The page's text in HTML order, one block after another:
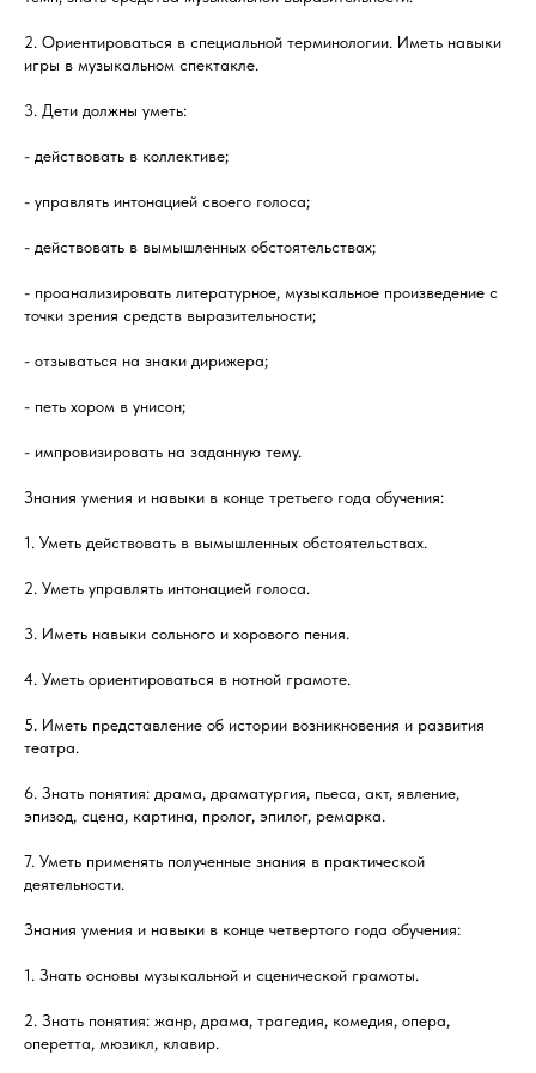
2. Ориентироваться в специальной терминологии. Иметь навыки
игры в музыкальном спектакле.
3. Дети должны уметь:
- действовать в коллективе;
- управлять интонацией своего голоса;
- действовать в вымышленных обстоятельствах;
- проанализировать литературное, музыкальное произведение с
точки зрения средств выразительности;
- отзываться на знаки дирижера;
- петь хором в унисон;
- импровизировать на заданную тему.
Знания умения и навыки в конце третьего года обучения:
1. Уметь действовать в вымышленных обстоятельствах.
2. Уметь управлять интонацией голоса.
3. Иметь навыки сольного и хорового пения.
4. Уметь ориентироваться в нотной грамоте.
5. Иметь представление об истории возникновения и развития
театра.
6. Знать понятия: драма, драматургия, пьеса, акт, явление,
эпизод, сцена, картина, пролог, эпилог, ремарка.
7. Уметь применять полученные знания в практической
деятельности.
Знания умения и навыки в конце четвертого года обучения:
1. Знать основы музыкальной и сценической грамоты.
2. Знать понятия: жанр, драма, трагедия, комедия, опера,
оперетта, мюзикл, клавир.